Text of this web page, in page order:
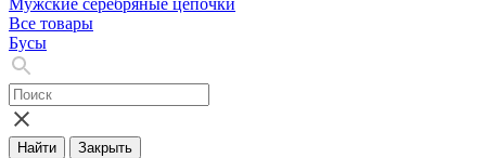
Мужские серебряные цепочки
Все товары
Бусы
Найти Закрыть